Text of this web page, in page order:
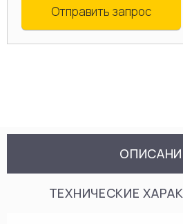
Отправить запрос
ТЕХНИЧЕСКИЕ